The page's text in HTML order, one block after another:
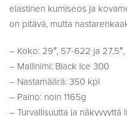
elastinen kumiseos ja
on pitävä, mutta
– Koko: 29″, 57-622 ja
– Mallinimi: Black Ice 300
– Nastamäärä: 350 kpl
– Paino: noin 1165g
– Turvallisuutta ja näkyvyyttä